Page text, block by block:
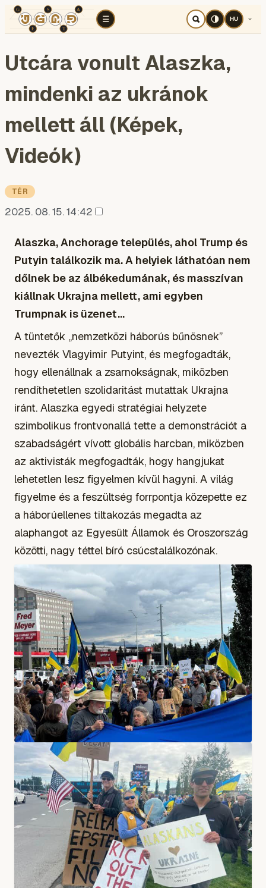
☰
TÉR KOGNITÍV HÁBORÚ
HU
Utcára vonult Alaszka,
mindenki az ukránok
mellett áll (Képek,
Videók)
TÉR
2025. 08. 15. 14:42
Alaszka, Anchorage település, ahol Trump és
Putyin találkozik ma. A helyiek láthatóan nem
dőlnek be az álbékedumának, és masszívan
kiállnak Ukrajna mellett, ami egyben
Trumpnak is üzenet...
A tüntetők „nemzetközi háborús bűnösnek”
nevezték Vlagyimir Putyint, és megfogadták,
hogy ellenállnak a zsarnokságnak, miközben
rendíthetetlen szolidaritást mutattak Ukrajna
iránt. Alaszka egyedi stratégiai helyzete
szimbolikus frontvonallá tette a demonstrációt a
szabadságért vívott globális harcban, miközben
az aktivisták megfogadták, hogy hangjukat
lehetetlen lesz figyelmen kívül hagyni. A világ
figyelme és a feszültség forrpontja közepette ez
a háborúellenes tiltakozás megadta az
alaphangot az Egyesült Államok és Oroszország
közötti, nagy téttel bíró csúcstalálkozónak.